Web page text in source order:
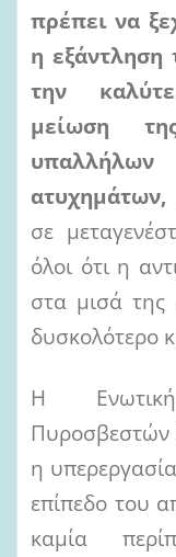
πρέπει να
η εξάντληση
την
μείωση
υπαλλήλων
ατυχημάτων,
σε
όλοι ότι η
στα μισά της
δυσκολότερο
Η
Πυροσβεστών
η
επίπεδο του
καμία